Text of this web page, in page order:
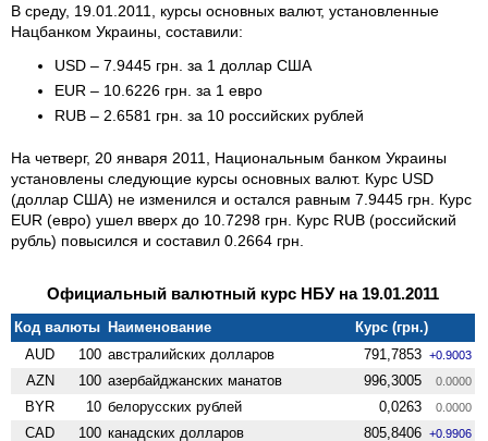
В среду, 19.01.2011, курсы основных валют, установленные
Нацбанком Украины, составили:
USD – 7.9445 грн. за 1 доллар США
EUR – 10.6226 грн. за 1 евро
RUB – 2.6581 грн. за 10 российских рублей
На четверг, 20 января 2011, Национальным банком Украины
установлены следующие курсы основных валют. Курс USD
(доллар США) не изменился и остался равным 7.9445 грн. Курс
EUR (евро) ушел вверх до 10.7298 грн. Курс RUB (российский
рубль) повысился и составил 0.2664 грн.
Официальный валютный курс НБУ на 19.01.2011
Код валюты Наименование
Курс (грн.)
AUD
100 австралийских долларов 791,7853 +0.9003
AZN 100 азербайджанских манатов 996,3005 0.0000
BYR 10 белорусских рублей 0,0263 0.0000
CAD 100 канадских долларов 805,8406 +0.9906